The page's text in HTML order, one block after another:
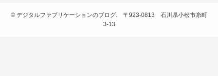
© デジタルファブリケーションのブログ. 〒923-0813 石川県小松市糸町
3-13